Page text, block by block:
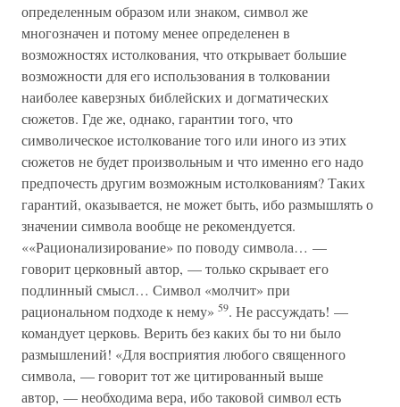
определенным образом или знаком, символ же
многозначен и потому менее определенен в
возможностях истолкования, что открывает большие
возможности для его использования в толковании
наиболее каверзных библейских и догматических
сюжетов. Где же, однако, гарантии того, что
символическое истолкование того или иного из этих
сюжетов не будет произвольным и что именно его надо
предпочесть другим возможным истолкованиям? Таких
гарантий, оказывается, не может быть, ибо размышлять о
значении символа вообще не рекомендуется.
««Рационализирование» по поводу символа… —
говорит церковный автор, — только скрывает его
подлинный смысл… Символ «молчит» при
рациональном подходе к нему» 59. Не рассуждать! —
командует церковь. Верить без каких бы то ни было
размышлений! «Для восприятия любого священного
символа, — говорит тот же цитированный выше
автор, — необходима вера, ибо таковой символ есть